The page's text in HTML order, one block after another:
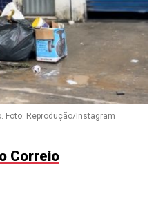
Foto: Reprodução/Instagram
Correio